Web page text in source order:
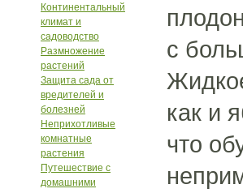
Континентальный
климат и
садоводство
Размножение
растений
Защита сада от
вредителей и
болезней
Неприхотливые
комнатные
растения
Путешествие с
домашними
с
как и
что